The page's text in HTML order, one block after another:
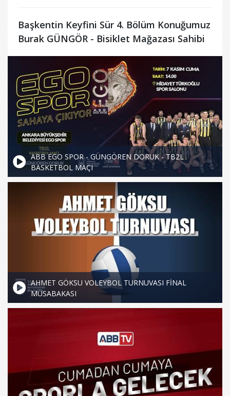
Başkentin Keyfini Sür 4. Bölüm Konuğumuz
Burak GÜNGÖR - Bisiklet Mağazası Sahibi
ABB EGO SPOR - GÜNGÖREN DORUK - TB2L
BASKETBOL MAÇI
AHMET GÖKSU VOLEYBOL TURNUVASI FİNAL
MÜSABAKASI